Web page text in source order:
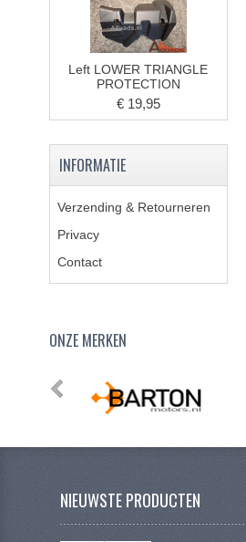
Left LOWER TRIANGLE
PROTECTION
€ 19,95
INFORMATIE
Verzending & Retourneren
Privacy
Contact
ONZE MERKEN
NIEUWSTE PRODUCTEN